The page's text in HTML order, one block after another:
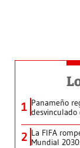
1 Panameño
2 La FIFA
Mundial